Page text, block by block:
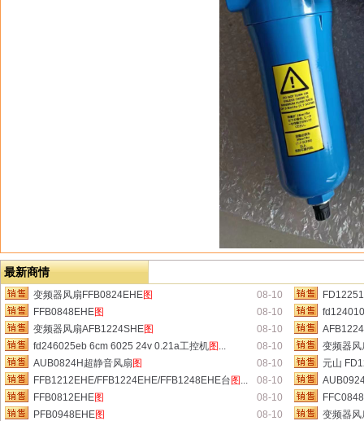
最新商情
变频器风扇FFB0824EHE图 08-10
FFB0848EHE图 08-10
变频器风扇AFB1224SHE图 08-10
fd246025eb 6cm 6025 24v 0.21a工控机图 ... 08-10
变频器
AUB0824H超静音风扇 图 08-10
元山
FFB1212EHE/FFB1224EHE/FFB1248EHE台 图 ... 08-10
FFB0812EHE图 08-10
PFB0948EHE图 08-10
变频器